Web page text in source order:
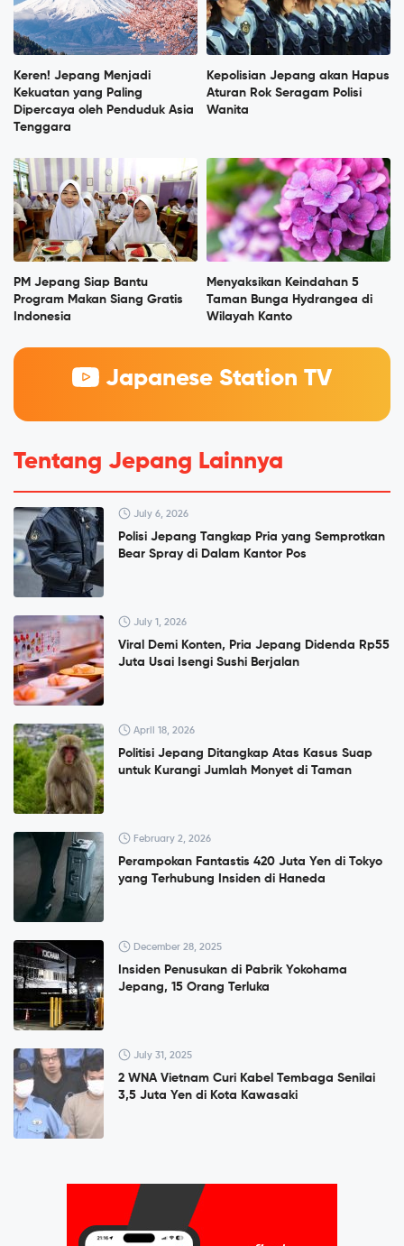
Keren! Jepang Menjadi
Kekuatan yang Paling
Dipercaya oleh Penduduk Asia
Tenggara
Kepolisian Jepang akan Hapus
Aturan Rok Seragam Polisi
Wanita
PM Jepang Siap Bantu
Program Makan Siang Gratis
Indonesia
Menyaksikan Keindahan 5
Taman Bunga Hydrangea di
Wilayah Kanto
Japanese Station TV
Tentang Jepang Lainnya
July 6, 2026
Polisi Jepang Tangkap Pria yang Semprotkan
Bear Spray di Dalam Kantor Pos
July 1, 2026
Viral Demi Konten, Pria Jepang Didenda Rp55
Juta Usai Isengi Sushi Berjalan
April 18, 2026
Politisi Jepang Ditangkap Atas Kasus Suap
untuk Kurangi Jumlah Monyet di Taman
February 2, 2026
Perampokan Fantastis 420 Juta Yen di Tokyo
yang Terhubung Insiden di Haneda
December 28, 2025
Insiden Penusukan di Pabrik Yokohama
Jepang, 15 Orang Terluka
July 31, 2025
2 WNA Vietnam Curi Kabel Tembaga Senilai
3,5 Juta Yen di Kota Kawasaki